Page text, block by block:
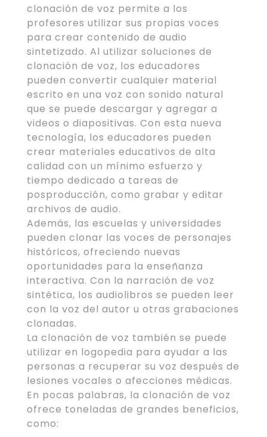
clonación de voz permite a los
profesores utilizar sus propias voces
para crear contenido de audio
sintetizado. Al utilizar soluciones de
clonación de voz, los educadores
pueden convertir cualquier material
escrito en una voz con sonido natural
que se puede descargar y agregar a
videos o diapositivas. Con esta nueva
tecnología, los educadores pueden
crear materiales educativos de alta
calidad con un mínimo esfuerzo y
tiempo dedicado a tareas de
posproducción, como grabar y editar
archivos de audio.
Además, las escuelas y universidades
pueden clonar las voces de personajes
históricos, ofreciendo nuevas
oportunidades para la enseñanza
interactiva. Con la narración de voz
sintética, los audiolibros se pueden leer
con la voz del autor u otras grabaciones
clonadas.
La clonación de voz también se puede
utilizar en logopedia para ayudar a las
personas a recuperar su voz después de
lesiones vocales o afecciones médicas.
En pocas palabras, la clonación de voz
ofrece toneladas de grandes beneficios,
como: